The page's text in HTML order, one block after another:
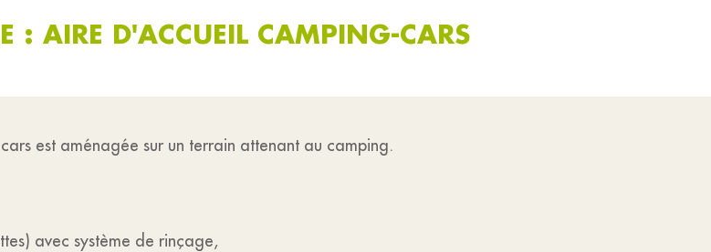
: AIRE D'ACCUEIL CAMPING-CARS
est aménagée sur un terrain attenant au camping.
avec système de rinçage,